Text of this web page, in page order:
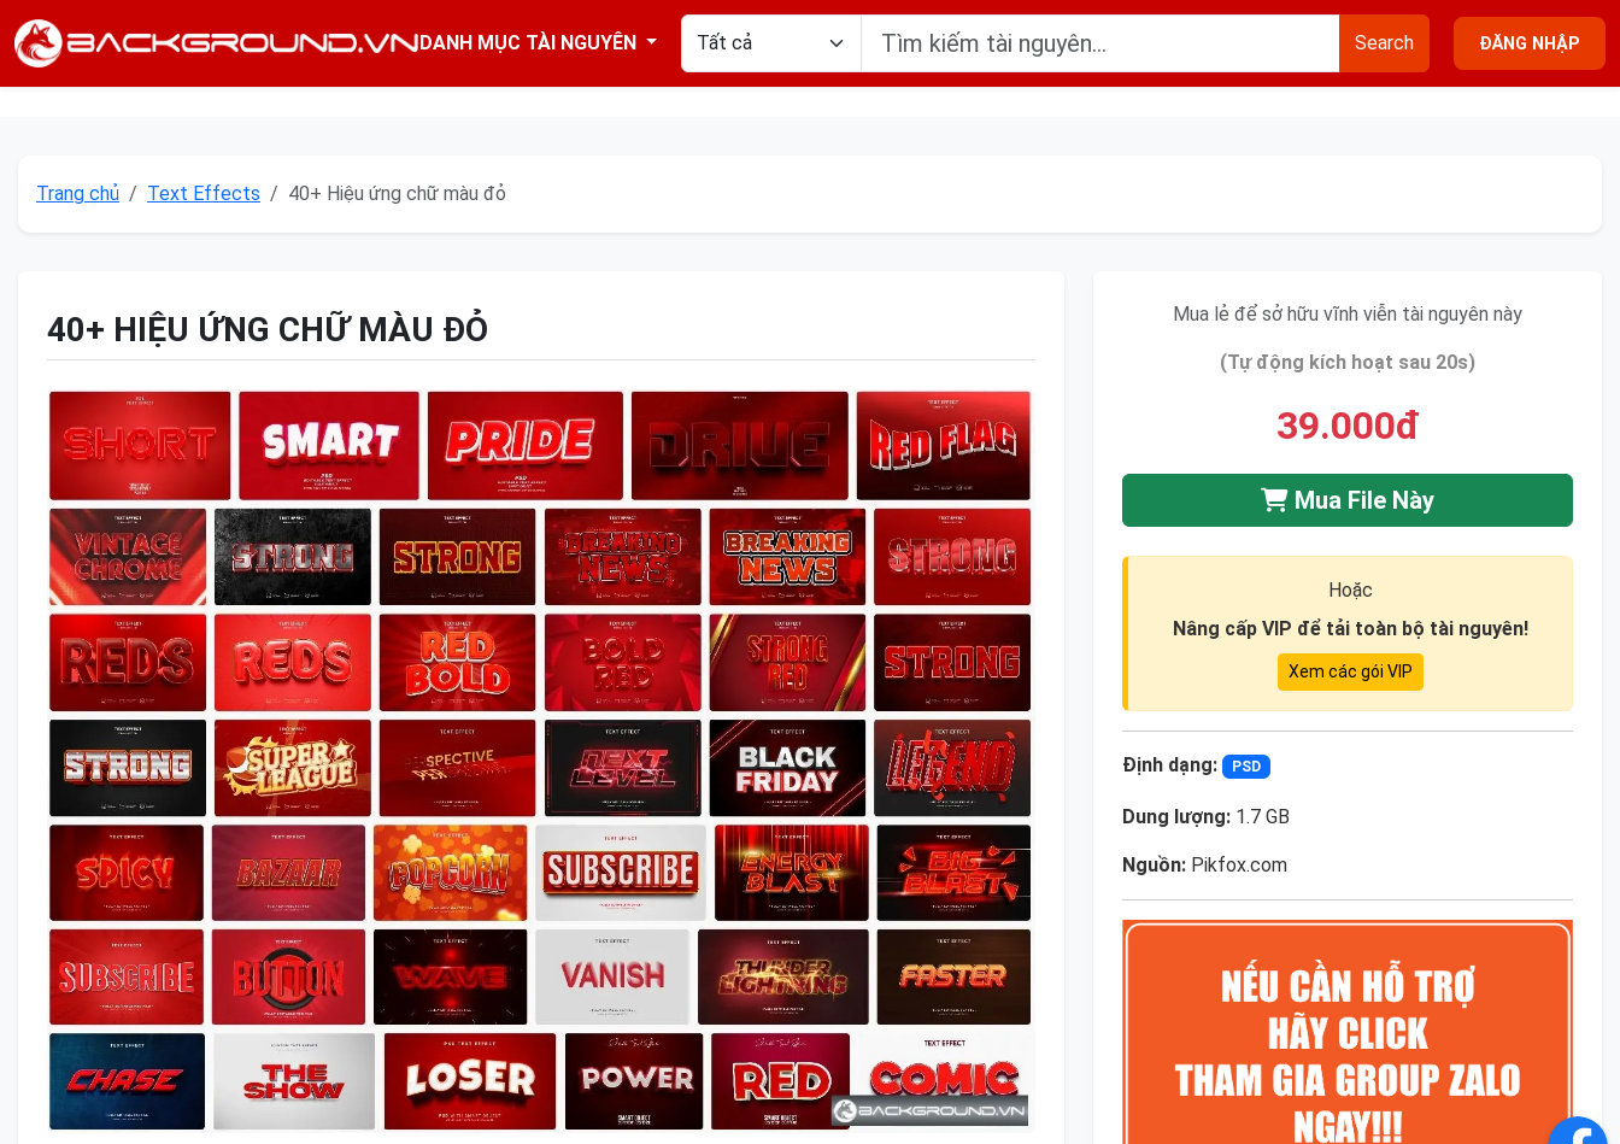
DANH MỤC TÀI NGUYÊN Search ĐĂNG NHẬP
Trang chủ Text Effects 40+ Hiệu ứng chữ màu đỏ
40+ HIỆU ỨNG CHỮ MÀU ĐỎ Mua lẻ để sở hữu vĩnh viễn tài nguyên này
(Tự động kích hoạt sau 20s)
39.000đ
Mua File Này
Hoặc
Nâng cấp VIP để tải toàn bộ tài nguyên!
Xem các gói VIP
Định dạng: PSD
Dung lượng: 1.7 GB
Nguồn: Pikfox.com